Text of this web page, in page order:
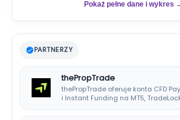
Pokaż pełne dane i wykres
PARTNERZY
thePropTrade
thePropTrade oferuje konta CFD
i Instant Funding na MT5,